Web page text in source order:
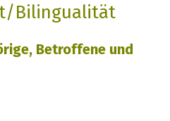
Bilingualität
Betroffene und